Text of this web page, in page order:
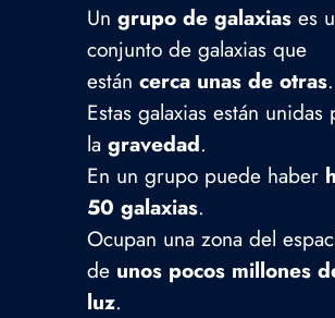
Un grupo de galaxiases
conjunto de galaxias que
están cerca unas de otras.
Estas galaxias están unidas
la gravedad.
En un grupo puede haber
50 galaxias.
Ocupan una zona del
de unos pocos millones
luz.